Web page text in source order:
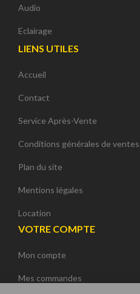
Audio
Eclairage
LIENS UTILES
Accueil
Contact
Service Après-Vente
Conditions générales de ventes
Plan du site
Mentions légales
Location
VOTRE COMPTE
Mon compte
Mes commandes